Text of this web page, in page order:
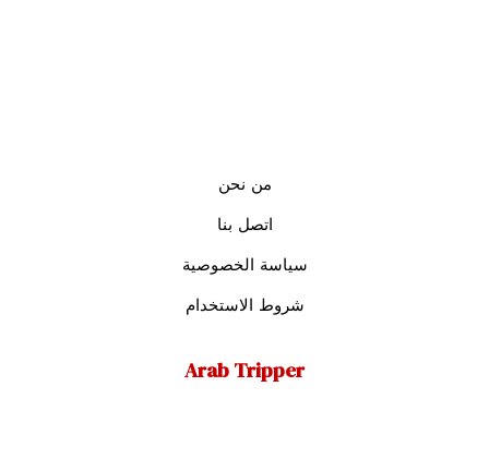
من نحن
اتصل بنا
سياسة الخصوصية
شروط الاستخدام
Arab Tripper